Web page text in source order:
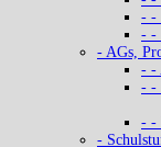
- -
- -
- AGs,
- -
- -
- -
-